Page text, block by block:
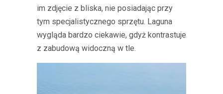
im zdjęcie z bliska, nie posiadając przy
tym specjalistycznego sprzętu. Laguna
wygląda bardzo ciekawie, gdyż kontrastuje
z zabudową widoczną w tle.